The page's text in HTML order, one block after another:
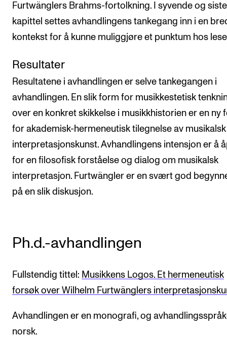
Furtwänglers Brahms-fortolkning. I syvende og siste
kapittel settes avhandlingens tankegang inn i en
kontekst for å kunne muliggjøre et punktum hos
Resultater
Resultatene i avhandlingen er selve tankegangen i
avhandlingen. En slik form for musikkestetisk
over en konkret skikkelse i musikkhistorien er en ny
for akademisk-hermeneutisk tilegnelse av musikalsk
interpretasjonskunst. Avhandlingens intensjon er å
for en filosofisk forståelse og dialog om musikalsk
interpretasjon. Furtwängler er en svært god
på en slik diskusjon.
Ph.d.-avhandlingen
Fullstendig tittel: Musikkens Logos. Et hermeneutisk
forsøk over Wilhelm Furtwänglers
Avhandlingen er en monografi, og
norsk.